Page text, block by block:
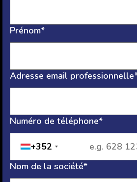
Prénom*
Adresse email
Numéro de téléphone*
+352
Nom de la société*